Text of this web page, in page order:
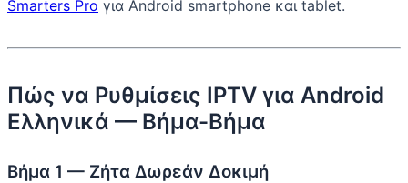
Smarters Pro για Android smartphone και tablet.
Πώς να Ρυθμίσεις IPTV για Android
Ελληνικά — Βήμα-Βήμα
Βήμα 1 — Ζήτα Δωρεάν Δοκιμή